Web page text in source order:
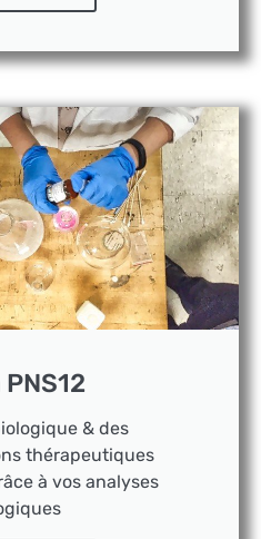
& des
thérapeutiques
à vos analyses